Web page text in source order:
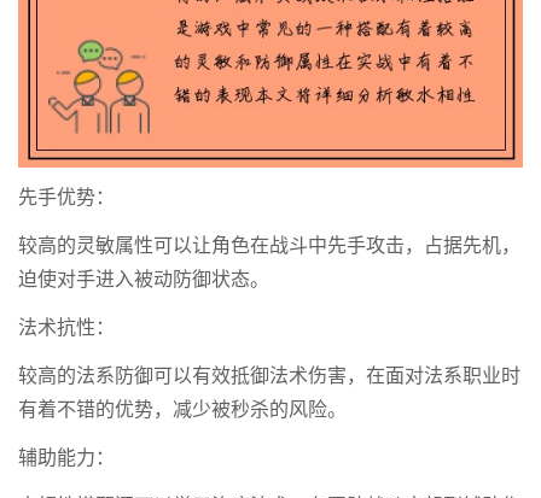
先手优势：
较高的灵敏属性可以让角色在战斗中先手攻击，占据先机，
迫使对手进入被动防御状态。
法术抗性：
较高的法系防御可以有效抵御法术伤害，在面对法系职业时
有着不错的优势，减少被秒杀的风险。
辅助能力：